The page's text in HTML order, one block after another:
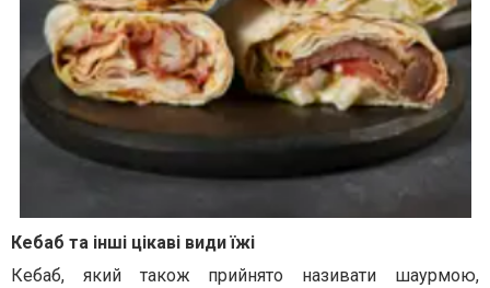
Кебаб та інші цікаві види їжі
Кебаб, який також прийнято називати шаурмою,